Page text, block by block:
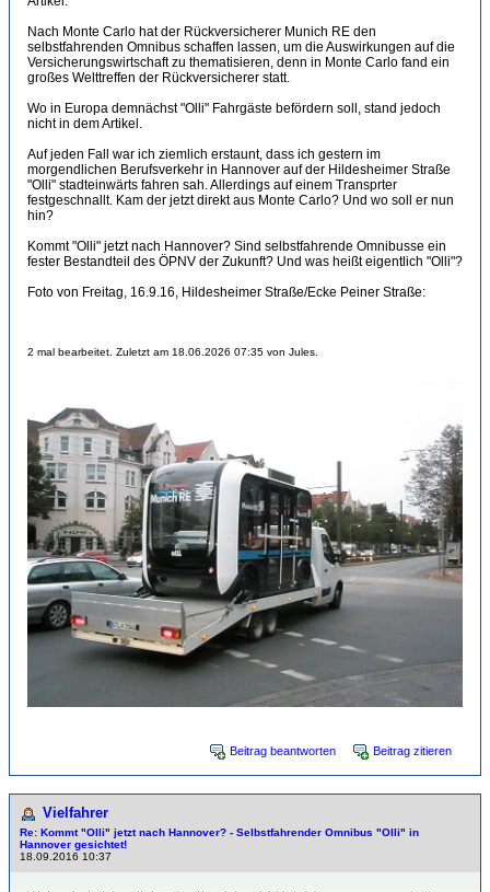
Nach Monte Carlo hat der Rückversicherer Munich RE den
selbstfahrenden Omnibus schaffen lassen, um die Auswirkungen auf die
Versicherungswirtschaft zu thematisieren, denn in Monte Carlo fand ein
großes Welttreffen der Rückversicherer statt.
Wo in Europa demnächst "Olli" Fahrgäste befördern soll, stand jedoch
nicht in dem Artikel.
Auf jeden Fall war ich ziemlich erstaunt, dass ich gestern im
morgendlichen Berufsverkehr in Hannover auf der Hildesheimer Straße
"Olli" stadteinwärts fahren sah. Allerdings auf einem Transprter
festgeschnallt. Kam der jetzt direkt aus Monte Carlo? Und wo soll er nun
hin?
Kommt "Olli" jetzt nach Hannover? Sind selbstfahrende Omnibusse ein
fester Bestandteil des ÖPNV der Zukunft? Und was heißt eigentlich "Olli"?
Foto von Freitag, 16.9.16, Hildesheimer Straße/Ecke Peiner Straße:
2 mal bearbeitet. Zuletzt am 18.06.2026 07:35 von Jules.
Beitrag beantworten Beitrag zitieren
Vielfahrer
Re: Kommt "Olli" jetzt nach Hannover? - Selbstfahrender Omnibus "Olli" in
Hannover gesichtet!
18.09.2016 10:37